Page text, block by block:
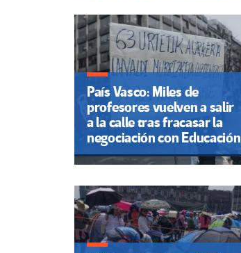
País Vasco: Miles de
profesores vuelven a salir
a la calle tras fracasar la
negociación con Educación